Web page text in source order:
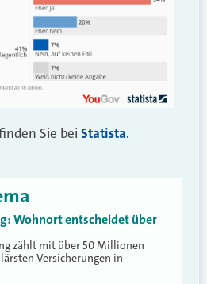
Sie bei Statista.
Wohnort entscheidet über
zählt mit über 50 Millionen
Versicherungen in